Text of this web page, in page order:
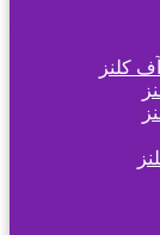
کلنز